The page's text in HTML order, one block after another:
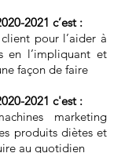
2021 c’est :
pour l’aider à
en l’impliquant et
façon de faire
2021 c'est :
marketing
produits diètes et
au quotidien